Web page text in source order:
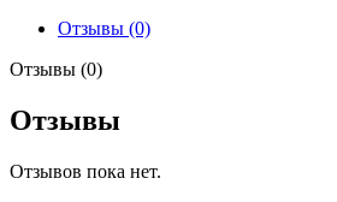
Отзывы (0)
Отзывы (0)
Отзывы
Отзывов пока нет.